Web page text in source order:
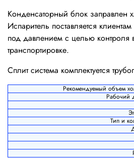
Конденсаторный блок заправлен
Испаритель поставляется
под давлением с целью контроля
транспортировке.
Сплит система комплектуется
Рекомендуемый объем
Рабочий
Тип и